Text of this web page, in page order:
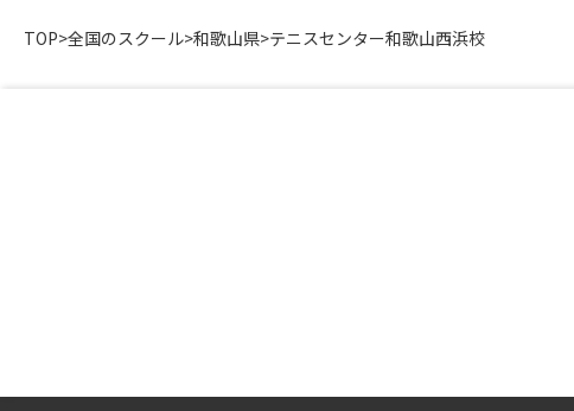
TOP>全国のスクール>和歌山県>テニスセンター和歌山西浜校